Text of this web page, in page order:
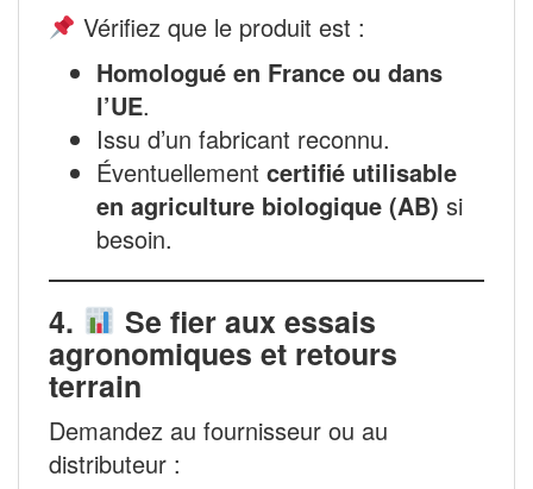
Vérifiez que le produit est :
Homologué en France ou dans
l’UE.
Issu d’un fabricant reconnu.
Éventuellement certifié utilisable
en agriculture biologique (AB) si
besoin.
4. Se fier aux essais
agronomiques et retours
terrain
Demandez au fournisseur ou au
distributeur :